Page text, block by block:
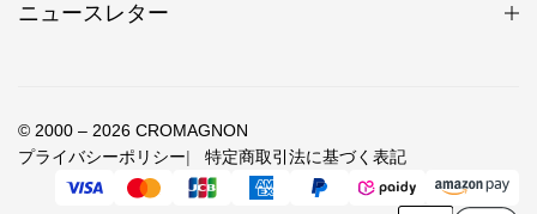
ニュースレター
© 2000 – 2026 CROMAGNON
プライバシーポリシー
特定商取引法に基づく表記